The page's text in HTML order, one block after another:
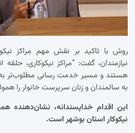
روش با تاکید بر نقش مهم مراکز
نیازمندان، گفت: “مراکز نیکوکاری، حلقه
هستند و مسیر خدمت رسانی مطلوب‌تر
به سالمندان و زنان سرپرست خانوار را
این اقدام خداپسندانه، نشان‌دهنده
نیکوکار استان بوشهر است.